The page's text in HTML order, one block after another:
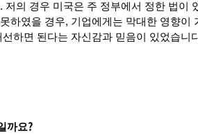
. 저의 경우 미국은 주 정부에서 정한 법이
하였을 경우, 기업에게는 막대한 영향이
선하면 된다는 자신감과 믿음이 있었습니
까요?